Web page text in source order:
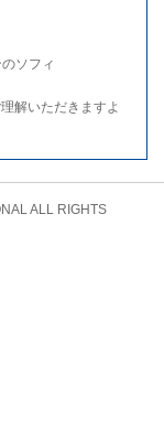
ソフィ
解いただきますよ